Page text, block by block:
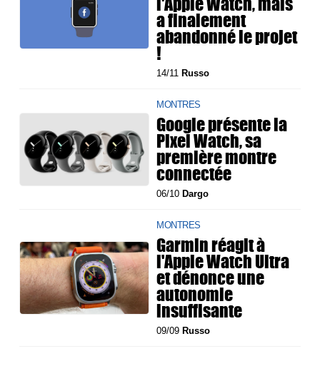
a finalement
abandonné le projet
!
14/11 Russo
MONTRES
Google présente la
Pixel Watch, sa
première montre
connectée
06/10 Dargo
MONTRES
Garmin réagit à
l'Apple Watch Ultra
et dénonce une
autonomie
insuffisante
09/09 Russo